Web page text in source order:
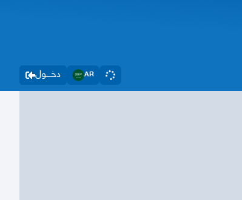
دخــــول AR